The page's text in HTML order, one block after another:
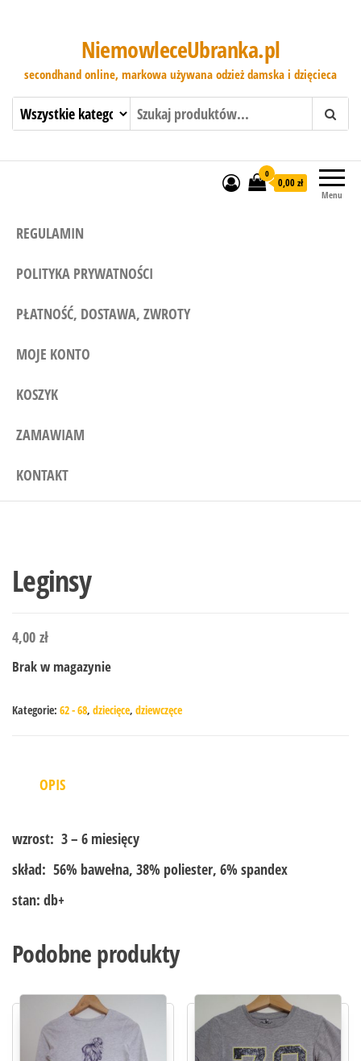
NiemowleceUbranka.pl
secondhand online, markowa używana odzież damska i dzięcieca
Menu
0
0,00 zł
REGULAMIN
POLITYKA PRYWATNOŚCI
PŁATNOŚĆ, DOSTAWA, ZWROTY
MOJE KONTO
KOSZYK
ZAMAWIAM
KONTAKT
Leginsy
4,00 zł
Brak w magazynie
Kategorie: 62 - 68, dziecięce, dziewczęce
OPIS
wzrost: 3 – 6 miesięcy
skład: 56% bawełna, 38% poliester, 6% spandex
stan: db+
Podobne produkty